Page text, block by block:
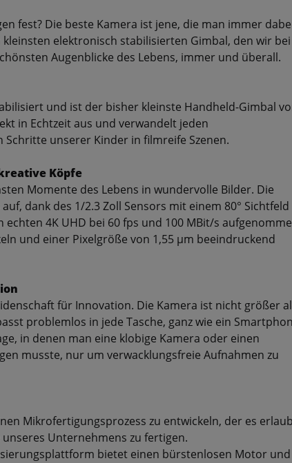
fest? Die beste Kamera ist jene, die man immer
elektronisch stabilisierten Gimbal, den wir bei
Augenblicke des Lebens, immer und überall.
und ist der bisher kleinste Handheld-Gimbal
in Echtzeit aus und verwandelt jeden
unserer Kinder in filmreife Szenen.
Köpfe
Momente des Lebens in wundervolle Bilder. Die
dank des 1/2.3 Zoll Sensors mit einem 80° Sichtfeld
echten 4K UHD bei 60 fps und 100 MBit/s
und einer Pixelgröße von 1,55 µm beeindruckend
für Innovation. Die Kamera ist nicht größer
problemlos in jede Tasche, ganz wie ein
in denen man eine klobige Kamera oder einen
musste, nur um verwacklungsfreie Aufnahmen zu
Mikrofertigungsprozess zu entwickeln, der es
Unternehmens zu fertigen.
bietet einen bürstenlosen Motor und